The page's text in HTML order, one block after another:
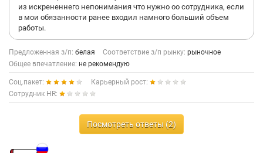
из искрененнего непонимания что нужно оо сотрудника, если
в мои обязанности ранее входил намного больший объем
работы.
Предложенная з/п: белая Соответствие з/п рынку: рыночное
Общее впечатление: не рекомендую
Соц.пакет:
Карьерный рост:
Сотрудник HR:
Посмотреть ответы (2)